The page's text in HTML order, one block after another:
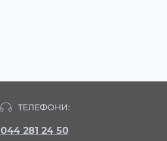
ТЕЛЕФОНИ:
044 281 24 50